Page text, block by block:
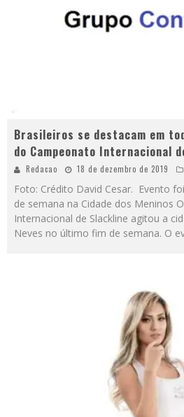
Brasileiros se destacam em
do Campeonato Internacional
Redacao 18 de dezembro de 2019
Foto: Crédito David Cesar. Evento
de semana na Cidade dos Meninos
Internacional de Slackline agitou a
Neves no último fim de semana. O